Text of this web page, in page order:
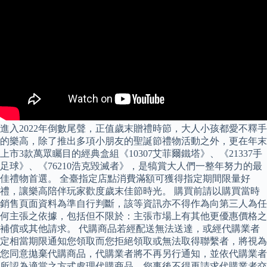
進入2022年倒數尾聲，正值歲末贈禮時節，大人小孩都愛不釋手
的樂高，除了推出多項小朋友的聖誕節禮物活動之外，更在年末
上市3款萬眾矚目的經典盒組《10307艾菲爾鐵塔》、《21337手
足球》、《76210浩克毀滅者》，是犒賞大人們一整年努力的最
佳禮物首選。 全臺指定店點消費滿額可獲得指定期間限量好
禮，讓樂高陪伴玩家歡度歲末佳節時光。 購買前請以購買當時
銷售頁面資料為準自行判斷，該等資訊亦不得作為向第三人為任
何主張之依據，包括但不限於：主張市場上有其他更優惠價格之
補償或其他請求。 代購商品若經配送無法送達，或經代購業者
定相當期限通知您領取而您拒絕領取或無法取得聯繫者，將視為
您同意拋棄代購商品，代購業者將不再另行通知，並依代購業者